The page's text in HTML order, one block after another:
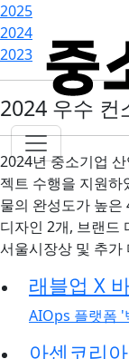
2025
2024
2023
2024 우수 컨
2024년 중소기업
젝트 수행을 지원하
물의 완성도가 높은
디자인 2개, 브랜드
서울시장상 및 추가
래블업 X
AIOps 플랫폼
아센코리